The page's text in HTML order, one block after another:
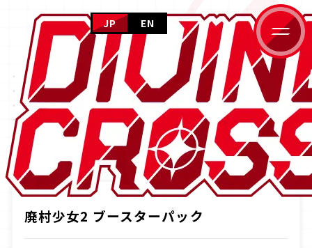
JP EN
HOME
ホーム
NEWS
ニュース
PRODUCTS
商品情報
CARD GALLERY
カードギャラリー
EVENT
イベント
HOW TO PLAY
遊び方
FOR BEGINNERS
はじめての方へ
PRODUCTS
商品情報
HOME 商品情報 廃村少女2 ブースターパック
廃村少女2 ブースターパック